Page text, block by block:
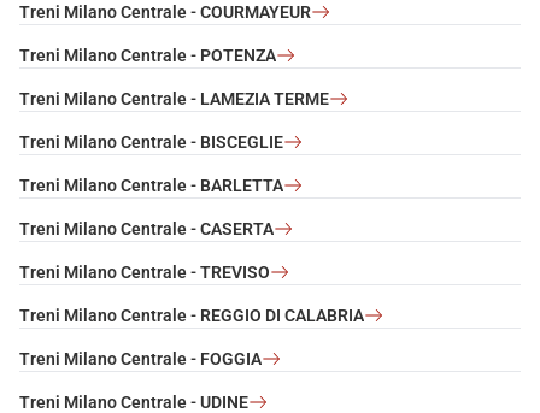
Treni Milano Centrale - COURMAYEUR
Treni Milano Centrale - POTENZA
Treni Milano Centrale - LAMEZIA TERME
Treni Milano Centrale - BISCEGLIE
Treni Milano Centrale - BARLETTA
Treni Milano Centrale - CASERTA
Treni Milano Centrale - TREVISO
Treni Milano Centrale - REGGIO DI CALABRIA
Treni Milano Centrale - FOGGIA
Treni Milano Centrale - UDINE